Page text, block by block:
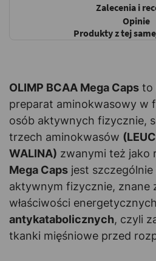
Zalecenia i
Opinie
Produkty z tej
OLIMP BCAA Mega Caps to
preparat aminokwasowy w
osób aktywnych fizycznie,
trzech aminokwasów
WALINA) zwanymi też jako
Mega Caps jest
aktywnym fizycznie, znane
właściwości
antykatabolicznych, czyli
tkanki mięśniowe przed